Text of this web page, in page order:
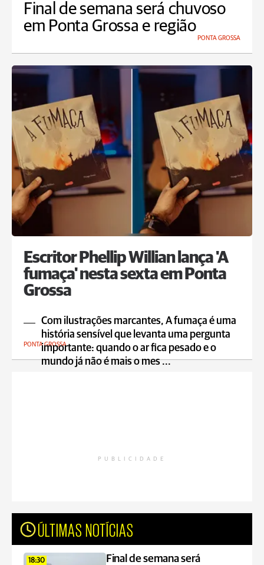
Final de semana será chuvoso
em Ponta Grossa e região
PONTA GROSSA
Escritor Phellip Willian lança 'A
fumaça' nesta sexta em Ponta
Grossa
Com ilustrações marcantes, A fumaça é uma
história sensível que levanta uma pergunta
importante: quando o ar fica pesado e o
mundo já não é mais o mes ...
PONTA GROSSA
PUBLICIDADE
ÚLTIMAS NOTÍCIAS
18:30
Final de semana será